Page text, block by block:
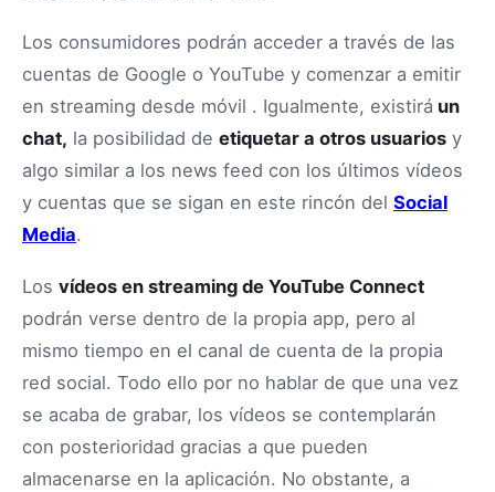
Los consumidores podrán acceder a través de las
cuentas de Google o YouTube y comenzar a emitir
en streaming desde móvil . Igualmente, existirá un
chat, la posibilidad de etiquetar a otros usuarios y
algo similar a los news feed con los últimos vídeos
y cuentas que se sigan en este rincón del Social
Media.
Los vídeos en streaming de YouTube Connect
podrán verse dentro de la propia app, pero al
mismo tiempo en el canal de cuenta de la propia
red social. Todo ello por no hablar de que una vez
se acaba de grabar, los vídeos se contemplarán
con posterioridad gracias a que pueden
almacenarse en la aplicación. No obstante, a